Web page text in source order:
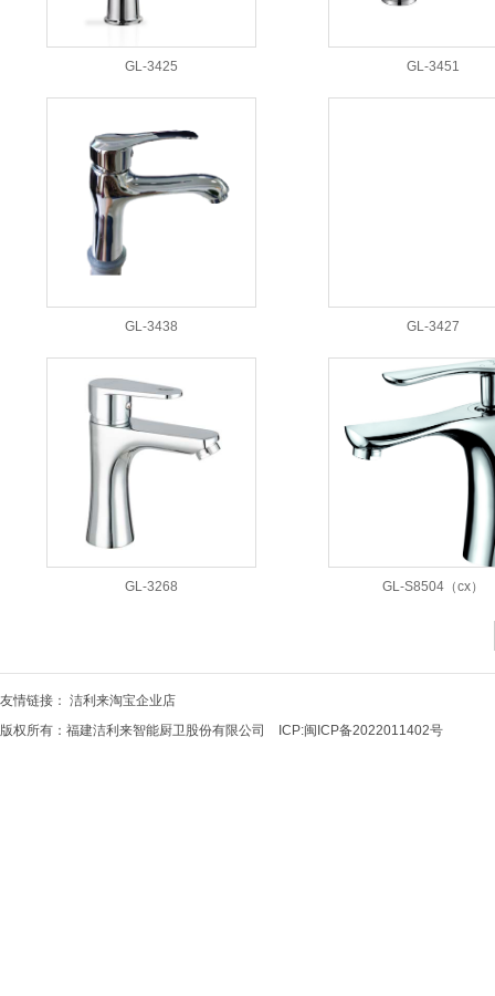
GL-3425 GL-3451
GL-3438 GL-3427
GL-3268 GL-S8504（cx）
友情链接： 洁利来淘宝企业店
版权所有：福建洁利来智能厨卫股份有限公司 ICP:闽ICP备2022011402号